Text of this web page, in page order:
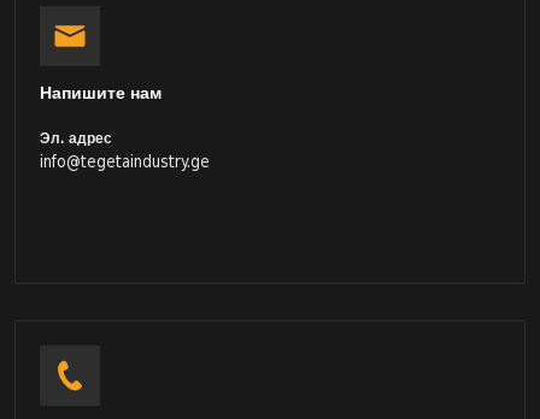
Напишите нам
Эл. адрес
info@tegetaindustry.ge